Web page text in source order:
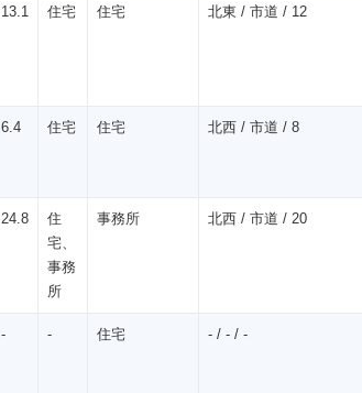
13.1 住宅 住宅 北東 / 市道 / 12
6.4 住宅 住宅 北西 / 市道 / 8
24.8
住
宅、
事務
所
事務所 北西 / 市道 / 20
- - 住宅 - / - / -